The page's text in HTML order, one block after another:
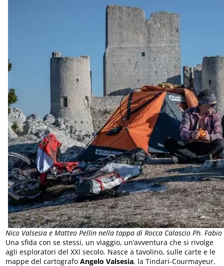
Nico Valsesia e Matteo Pellin nella tappa di Rocca Calascio Ph.
Una sfida con se stessi, un viaggio, un’avventura che si rivolge
agli esploratori del XXI secolo. Nasce a tavolino, sulle carte e le
mappe del cartografoAngelo Valsesia, la Tindari-Courmayeur,